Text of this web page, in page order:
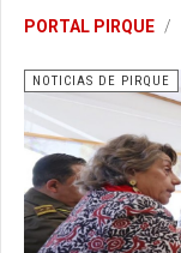
PORTAL PIRQUE
NOTICIAS DE PIRQUE